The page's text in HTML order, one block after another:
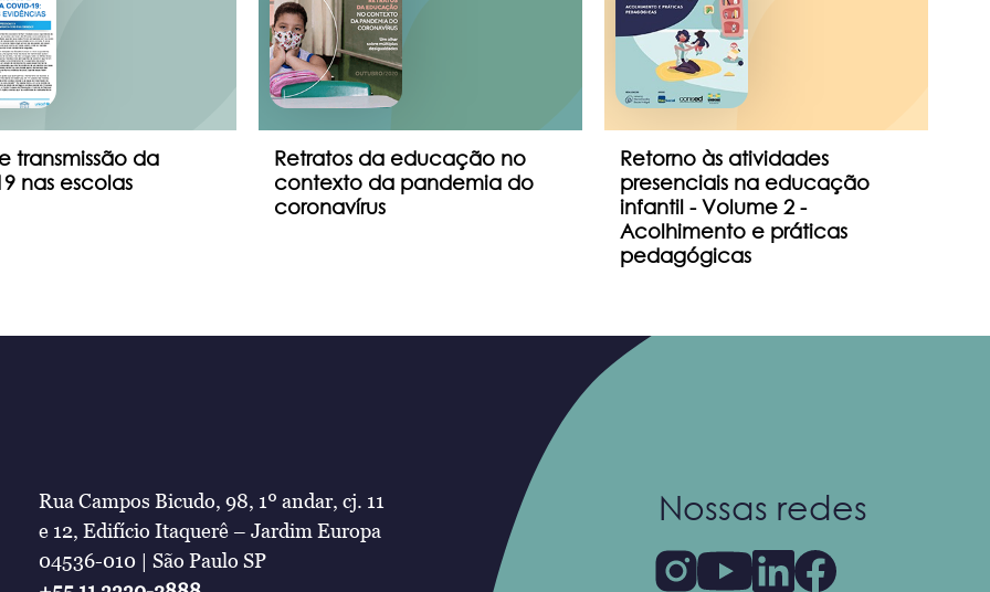
transmissão da
nas escolas
Retratos da educação no
contexto da pandemia do
coronavírus
Retorno às atividades
presenciais na educação
infantil - Volume 2 -
Acolhimento e práticas
pedagógicas
Rua Campos Bicudo, 98, 1º andar, cj. 11
e 12, Edifício Itaquerê – Jardim Europa
04536-010 | São Paulo SP
Nossas redes